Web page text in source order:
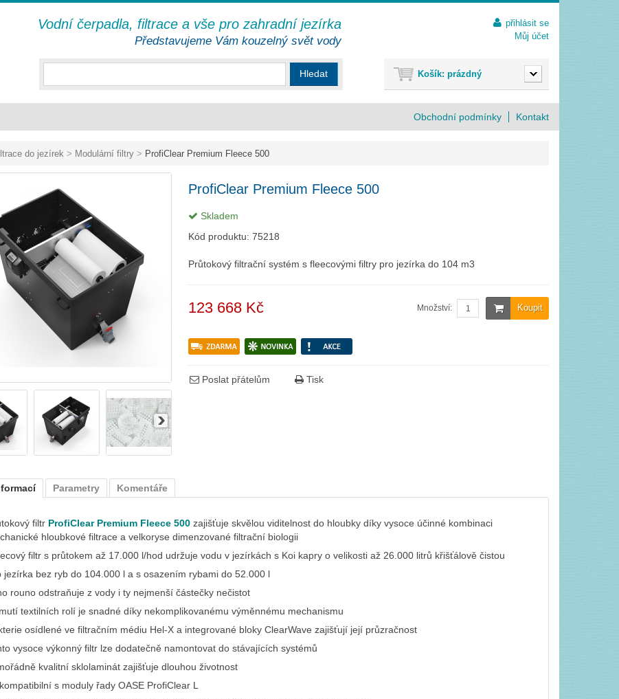
do jezírek > Modulární filtry > ProfiClear Premium Fleece 500
ProfiClear Premium Fleece 500
Skladem
Kód produktu: 75218
Průtokový filtrační systém s fleecovými filtry pro jezírka do 104 m3
123 668 Kč Koupit
Množství:
Poslat přátelům Tisk
Parametry Komentáře
filtr ProfiClear Premium Fleece 500 zajišťuje skvělou viditelnost do hloubky díky vysoce účinné kombinaci
hloubkové filtrace a velkoryse dimenzované filtrační biologii
filtr s průtokem až 17.000 l/hod udržuje vodu v jezírkách s Koi kapry o velikosti až 26.000 litrů křišťálově čistou
jezírka bez ryb do 104.000 l a s osazením rybami do 52.000 l
rouno odstraňuje z vody i ty nejmenší částečky nečistot
textilních rolí je snadné díky nekomplikovanému výměnnému mechanismu
osídlené ve filtračním médiu Hel-X a integrované bloky ClearWave zajišťují její průzračnost
vysoce výkonný filtr lze dodatečně namontovat do stávajících systémů
kvalitní sklolaminát zajišťuje dlouhou životnost
s moduly řady OASE ProfiClear L
Obchodní podmínky Kontakt
Hledat
přihlásit se
Můj účet
Košík: prázdný
Vodní čerpadla, filtrace a vše pro zahradní jezírka
Představujeme Vám kouzelný svět vody